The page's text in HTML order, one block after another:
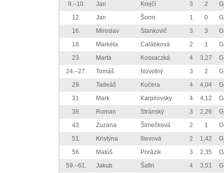
9.–10. Jan Krejčí 3 2
12.
Jan Šorm 1 0
16.
Miroslav Stankovič 3 3
18.
Markéta Calábková 2 1
23.
Marta Kossaczká 4 3,27
24.–27.
Tomáš Novotný 3 2
29.
Tadeáš Kučera 4 4,04
31.
Mark Karpilovsky 4 4,12
38.
Roman Stránský 3 2,26
43.
Zuzana Šimečková 2 1
51.
Kristýna Ilievová 2 1,42
56.
Matúš Porázik 3 2,35
59.–61.
Jakub Šafin 4 3,51